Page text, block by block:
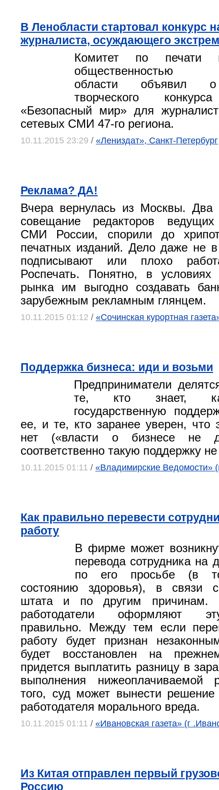
В Ленобласти стартовал конкурс
журналиста, осуждающего
Комитет по
общественностью
области объявил о
творческого
«Безопасный мир» для
сетевых СМИ 47-го региона.
10.11.2015 23:29 / «Лениздат», Санкт-Петербург
Реклама? ДА!
Вчера вернулась из Москвы. Два
совещание редакторов ведущих
СМИ России, спорили до
печатных изданий. Дело даже не
подписывают или плохо
Роспечать. Понятно, в условиях
рынка им выгодно создавать
зарубежным рекламным глянцем.
10.11.2015 01:12 / «Сочинская курортная
Поддержка бизнеса: иди и возьми
Предприниматели
те, кто знает,
государственную
ее, и те, кто заранее уверен, что
нет («власти о бизнесе не
соответственно такую поддержку
10.11.2015 01:11 / «Владимирские Ведомости»
Как правильно перевести
работу
В фирме может
перевода сотрудника на
по его просьбе (в
состоянию здоровья), в связи
штата и по другим причинам.
работодатели оформляют
правильно. Между тем если
работу будет признан
будет восстановлен на
придется выплатить разницу в
выполнения нижеоплачиваемой
того, суд может вынести
работодателя морального вреда.
10.11.2015 01:11 / «Ивановская газета» (г
Из Китая отправлен первый
Россию